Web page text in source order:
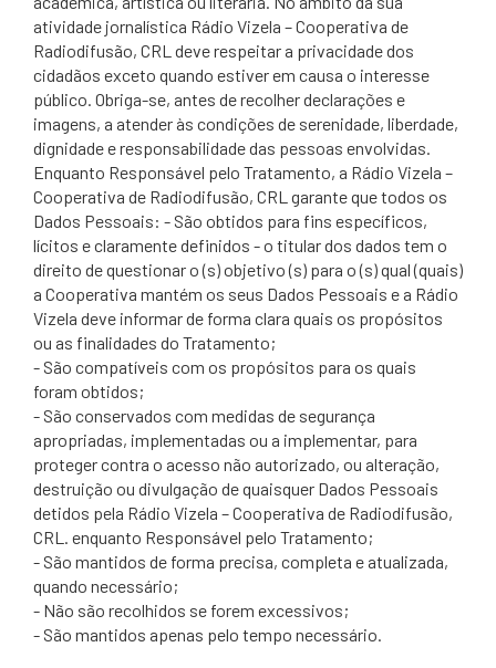
atividade jornalística Rádio Vizela – Cooperativa de
Radiodifusão, CRL deve respeitar a privacidade dos
cidadãos exceto quando estiver em causa o interesse
público. Obriga-se, antes de recolher declarações e
imagens, a atender às condições de serenidade, liberdade,
dignidade e responsabilidade das pessoas envolvidas.
Enquanto Responsável pelo Tratamento, a Rádio Vizela –
Cooperativa de Radiodifusão, CRL garante que todos os
Dados Pessoais: - São obtidos para fins específicos,
lícitos e claramente definidos - o titular dos dados tem o
direito de questionar o (s) objetivo (s) para o (s) qual (quais)
a Cooperativa mantém os seus Dados Pessoais e a Rádio
Vizela deve informar de forma clara quais os propósitos
ou as finalidades do Tratamento;
- São compatíveis com os propósitos para os quais
foram obtidos;
- São conservados com medidas de segurança
apropriadas, implementadas ou a implementar, para
proteger contra o acesso não autorizado, ou alteração,
destruição ou divulgação de quaisquer Dados Pessoais
detidos pela Rádio Vizela – Cooperativa de Radiodifusão,
CRL. enquanto Responsável pelo Tratamento;
- São mantidos de forma precisa, completa e atualizada,
quando necessário;
- Não são recolhidos se forem excessivos;
- São mantidos apenas pelo tempo necessário.